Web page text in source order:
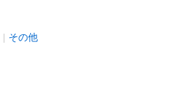
その他